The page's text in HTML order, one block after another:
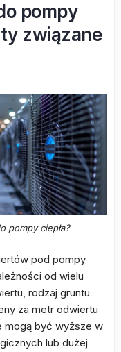
pompy
związane
pompy ciepła?
pod pompy
od wielu
rodzaj gruntu
za metr odwiertu
mogą być wyższe w
lub dużej